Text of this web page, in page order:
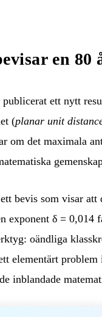
en 80
ett nytt
(planar unit
om det maximala
bevis som visar
exponent δ =
oändliga
elementärt
inblandade